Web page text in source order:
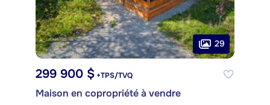
29
299 900 $ +TPS/TVQ
Maison en copropriété à vendre